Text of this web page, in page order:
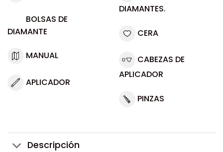
BOLSAS DE
DIAMANTE
MANUAL
APLICADOR
DIAMANTES.
CERA
CABEZAS DE
APLICADOR
PINZAS
Descripción